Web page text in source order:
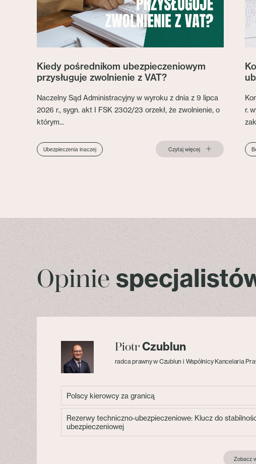
Kiedy pośrednikom ubezpieczeniowym
przysługuje zwolnienie z VAT?
Naczelny Sąd Administracyjny w wyroku z dnia z 9 lipca
2026 r., sygn. akt I FSK 2302/23 orzekł, że zwolnienie, o
którym...
Ubezpieczenia inaczej Czytaj więcej
r.
Opinie
PiotrCzublun
radca prawny w Czublun i Wspólnicy Kancelaria
Polscy kierowcy za granicą
Rezerwy techniczno-ubezpieczeniowe: Klucz do
ubezpieczeniowej
Zobacz